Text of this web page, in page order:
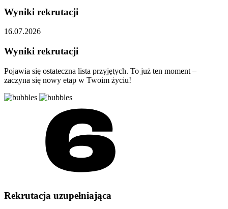
Wyniki rekrutacji
16.07.2026
Wyniki rekrutacji
Pojawia się ostateczna lista przyjętych. To już ten moment –
zaczyna się nowy etap w Twoim życiu!
Rekrutacja uzupełniająca